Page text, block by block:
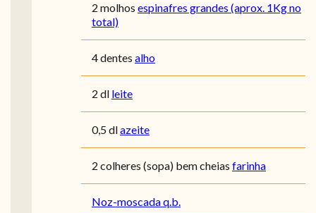
2 molhos espinafres grandes (aprox. 1Kg no
total)
4 dentes alho
2 dl leite
0,5 dlazeite
2 colheres (sopa) bem cheias farinha
Noz-moscada q.b.